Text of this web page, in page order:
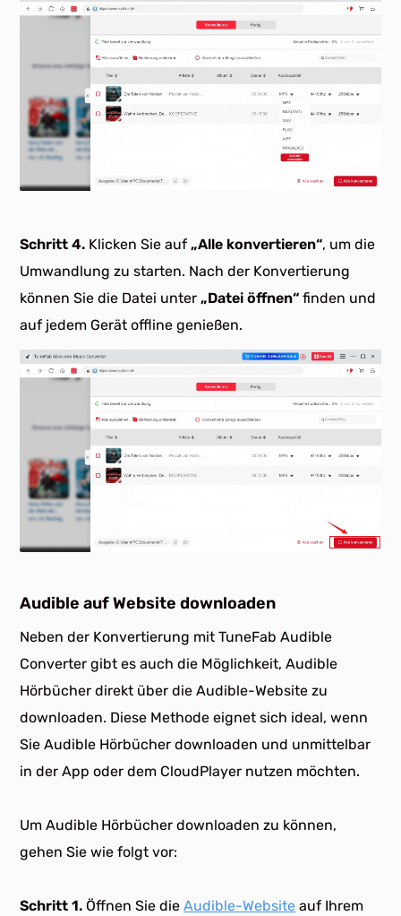
Schritt 4. Klicken Sie auf „Alle konvertieren“, um die
Umwandlung zu starten. Nach der Konvertierung
können Sie die Datei unter „Datei öffnen“ finden und
auf jedem Gerät offline genießen.
Audible auf Website downloaden
Neben der Konvertierung mit TuneFab Audible
Converter gibt es auch die Möglichkeit, Audible
Hörbücher direkt über die Audible-Website zu
downloaden. Diese Methode eignet sich ideal, wenn
Sie Audible Hörbücher downloaden und unmittelbar
in der App oder dem CloudPlayer nutzen möchten.
Um Audible Hörbücher downloaden zu können,
gehen Sie wie folgt vor:
Schritt 1. Öffnen Sie dieAudible-Website auf Ihrem